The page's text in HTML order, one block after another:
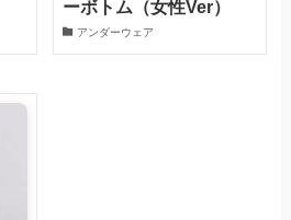
ーボトム（女性Ver）
アンダーウェア